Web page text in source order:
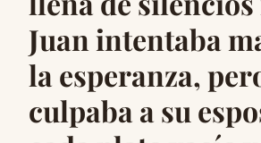
Juan intentaba
la esperanza,
culpaba a su